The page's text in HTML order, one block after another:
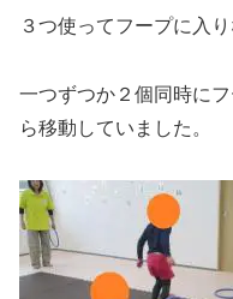
３つ使ってフープに入
一つずつか２個同時に
ら移動していました。